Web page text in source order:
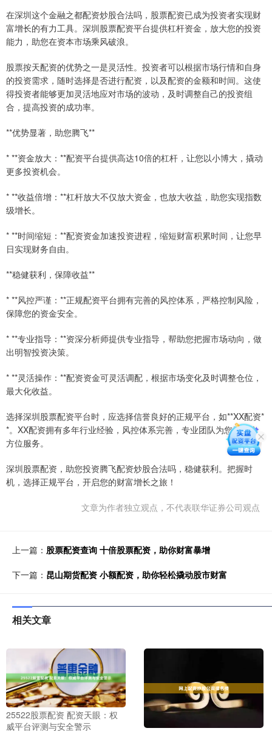
在深圳这个金融之都配资炒股合法吗，股票配资已成为投资者实现财
富增长的有力工具。深圳股票配资平台提供杠杆资金，放大您的投资
能力，助您在资本市场乘风破浪。
股票按天配资的优势之一是灵活性。投资者可以根据市场行情和自身
的投资需求，随时选择是否进行配资，以及配资的金额和时间。这使
得投资者能够更加灵活地应对市场的波动，及时调整自己的投资组
合，提高投资的成功率。
**优势显著，助您腾飞**
* **资金放大：**配资平台提供高达10倍的杠杆，让您以小博大，撬动
更多投资机会。
* **收益倍增：**杠杆放大不仅放大资金，也放大收益，助您实现指数
级增长。
* **时间缩短：**配资资金加速投资进程，缩短财富积累时间，让您早
日实现财务自由。
**稳健获利，保障收益**
* **风控严谨：**正规配资平台拥有完善的风控体系，严格控制风险，
保障您的资金安全。
* **专业指导：**资深分析师提供专业指导，帮助您把握市场动向，做
出明智投资决策。
* **灵活操作：**配资资金可灵活调配，根据市场变化及时调整仓位，
最大化收益。
选择深圳股票配资平台时，应选择信誉良好的正规平台，如**XX配资*
*。XX配资拥有多年行业经验，风控体系完善，专业团队为您提供全
方位服务。
深圳股票配资，助您投资腾飞配资炒股合法吗，稳健获利。把握时
机，选择正规平台，开启您的财富增长之旅！
文章为作者独立观点，不代表联华证券公司观点
上一篇： 股票配资查询 十倍股票配资，助你财富暴增
下一篇： 昆山期货配资 小额配资，助你轻松撬动股市财富
相关文章
25522股票配资 配资天眼：权
威平台评测与安全警示